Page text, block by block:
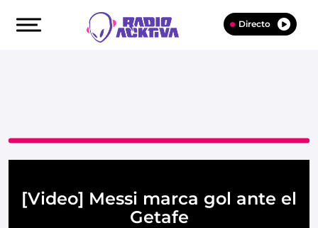
Directo
[Video] Messi marca gol ante el
Getafe